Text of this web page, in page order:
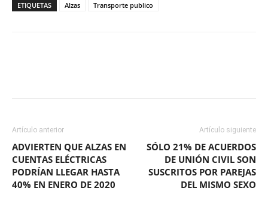
ETIQUETAS
Alzas Transporte publico
Artículo anterior
ADVIERTEN QUE ALZAS EN
CUENTAS ELÉCTRICAS
PODRÍAN LLEGAR HASTA
40% EN ENERO DE 2020
Artículo siguiente
SÓLO 21% DE ACUERDOS
DE UNIÓN CIVIL SON
SUSCRITOS POR PAREJAS
DEL MISMO SEXO